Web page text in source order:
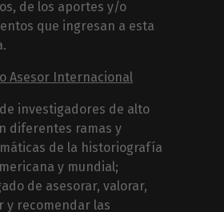
de los aportes y/o
que ingresan a esta
Asesor Internacional
investigadores de alto
diferentes ramas y
de la historiografía
y mundial;
de asesorar, valorar,
y recomendar las